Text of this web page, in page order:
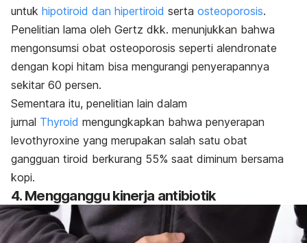
untuk hipotiroid dan hipertiroid serta osteoporosis.
Penelitian lama oleh Gertz dkk. menunjukkan bahwa
mengonsumsi obat osteoporosis seperti alendronate
dengan kopi hitam bisa mengurangi penyerapannya
sekitar 60 persen.
Sementara itu, penelitian lain dalam
jurnal Thyroid mengungkapkan bahwa penyerapan
levothyroxine yang merupakan salah satu obat
gangguan tiroid berkurang 55% saat diminum bersama
kopi.
4. Mengganggu kinerja antibiotik